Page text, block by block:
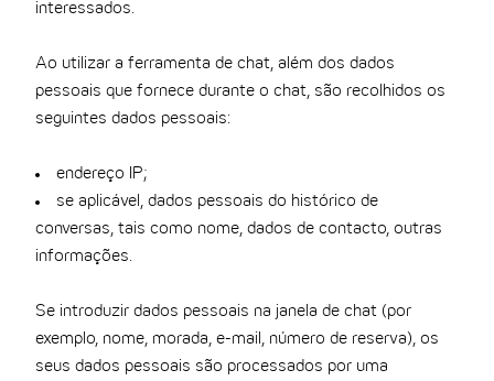
interessados.
Ao utilizar a ferramenta de chat, além dos dados
pessoais que fornece durante o chat, são recolhidos os
seguintes dados pessoais:
endereço IP;
se aplicável, dados pessoais do histórico de
conversas, tais como nome, dados de contacto, outras
informações.
Se introduzir dados pessoais na janela de chat (por
exemplo, nome, morada, e-mail, número de reserva), os
seus dados pessoais são processados por uma